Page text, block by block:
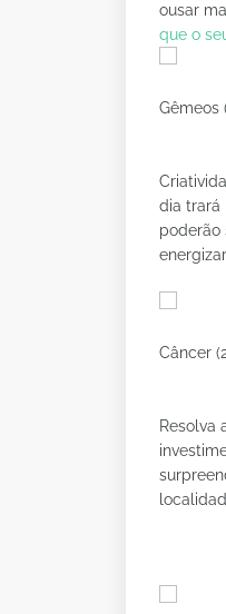
ousar
que o
Gêmeos
dia trará
poderão
Câncer
Resolva